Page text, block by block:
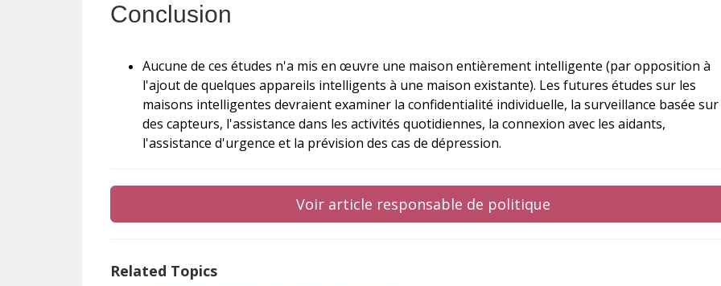
Conclusion
Aucune de ces études n'a mis en œuvre une maison entièrement intelligente (par opposition à
l'ajout de quelques appareils intelligents à une maison existante). Les futures études sur les
maisons intelligentes devraient examiner la confidentialité individuelle, la surveillance basée sur
des capteurs, l'assistance dans les activités quotidiennes, la connexion avec les aidants,
l'assistance d'urgence et la prévision des cas de dépression.
Voir article responsable de politique
Related Topics